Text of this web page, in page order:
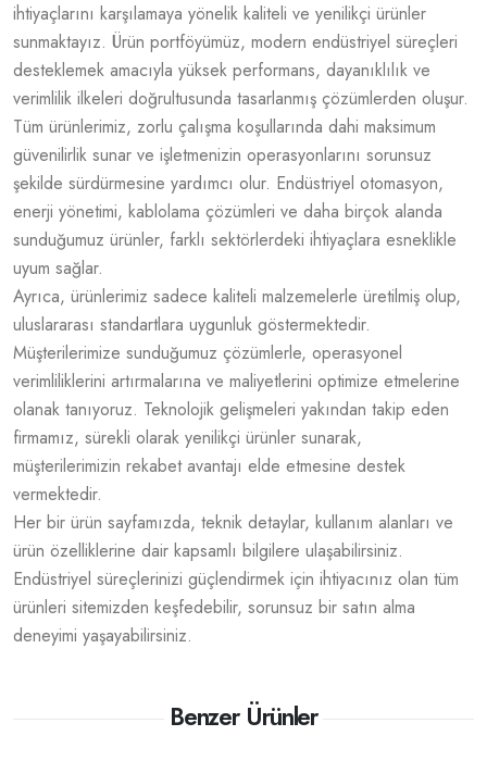
ihtiyaçlarını karşılamaya yönelik kaliteli ve yenilikçi ürünler
sunmaktayız. Ürün portföyümüz, modern endüstriyel süreçleri
desteklemek amacıyla yüksek performans, dayanıklılık ve
verimlilik ilkeleri doğrultusunda tasarlanmış çözümlerden oluşur.
Tüm ürünlerimiz, zorlu çalışma koşullarında dahi maksimum
güvenilirlik sunar ve işletmenizin operasyonlarını sorunsuz
şekilde sürdürmesine yardımcı olur. Endüstriyel otomasyon,
enerji yönetimi, kablolama çözümleri ve daha birçok alanda
sunduğumuz ürünler, farklı sektörlerdeki ihtiyaçlara esneklikle
uyum sağlar.
Ayrıca, ürünlerimiz sadece kaliteli malzemelerle üretilmiş olup,
uluslararası standartlara uygunluk göstermektedir.
Müşterilerimize sunduğumuz çözümlerle, operasyonel
verimliliklerini artırmalarına ve maliyetlerini optimize etmelerine
olanak tanıyoruz. Teknolojik gelişmeleri yakından takip eden
firmamız, sürekli olarak yenilikçi ürünler sunarak,
müşterilerimizin rekabet avantajı elde etmesine destek
vermektedir.
Her bir ürün sayfamızda, teknik detaylar, kullanım alanları ve
ürün özelliklerine dair kapsamlı bilgilere ulaşabilirsiniz.
Endüstriyel süreçlerinizi güçlendirmek için ihtiyacınız olan tüm
ürünleri sitemizden keşfedebilir, sorunsuz bir satın alma
deneyimi yaşayabilirsiniz.
Benzer Ürünler